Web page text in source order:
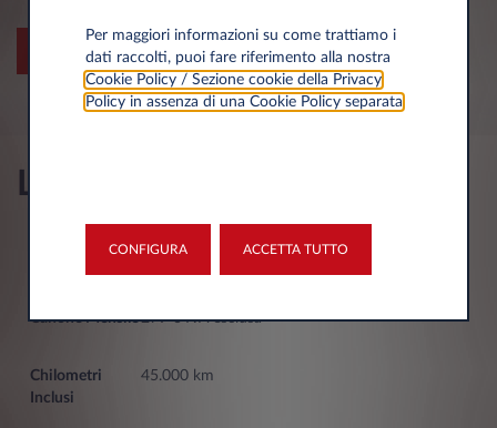
SCOPRI DI PIÙ
Le migliori offerte
279 € IVA esclusa
45.000 km
Per maggiori informazioni su come trattiamo i
dati raccolti, puoi fare riferimento alla nostra
Cookie Policy / Sezione cookie della Privacy
Policy in assenza di una Cookie Policy separata
CONFIGURA ACCETTA TUTTO